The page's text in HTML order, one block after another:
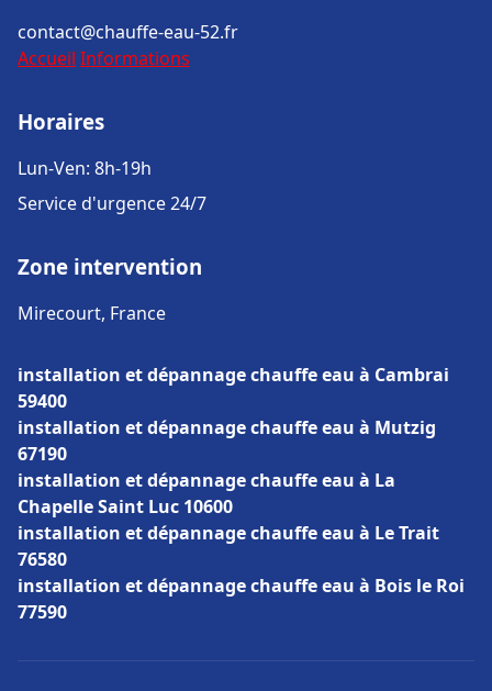
contact@chauffe-eau-52.fr
Accueil Informations
Horaires
Lun-Ven: 8h-19h
Service d'urgence 24/7
Zone intervention
Mirecourt, France
installation et dépannage chauffe eau à Cambrai
59400
installation et dépannage chauffe eau à Mutzig
67190
installation et dépannage chauffe eau à La
Chapelle Saint Luc 10600
installation et dépannage chauffe eau à Le Trait
76580
installation et dépannage chauffe eau à Bois le Roi
77590